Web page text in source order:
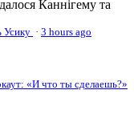
Каннігему та
Усику · 3 hours ago
«И что ты сделаешь?»